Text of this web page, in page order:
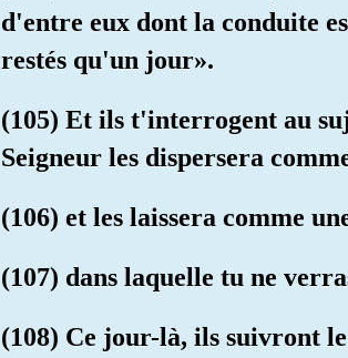
d'entre eux dont la conduite
restés qu'un jour».
(105) Et ils t'interrogent au
Seigneur les dispersera
(106) et les laissera comme
(107) dans laquelle tu ne
(108) Ce jour-là, ils suivront